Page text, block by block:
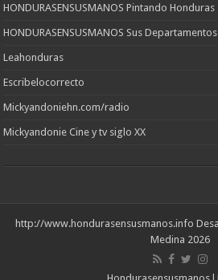
HONDURASENSUSMANOS Pintando Honduras
HONDURASENSUSMANOS Sus Departamentos
Leahonduras
Escribelocorrecto
Mickyandoniehn.com/radio
Mickyandonie Cine y tv siglo XX
http://www.hondurasensusmanos.info
Medina 2026